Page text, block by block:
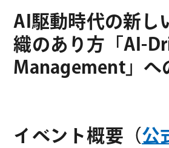
AI駆動時代の新し
織のあり方「AI-
Management」へ
イベント概要（公